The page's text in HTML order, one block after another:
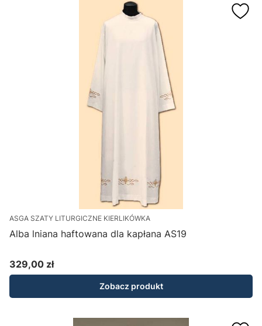
ASGA SZATY LITURGICZNE KIERLIKÓWKA
Alba lniana haftowana dla kapłana AS19
Cena
329,00 zł
Zobacz produkt